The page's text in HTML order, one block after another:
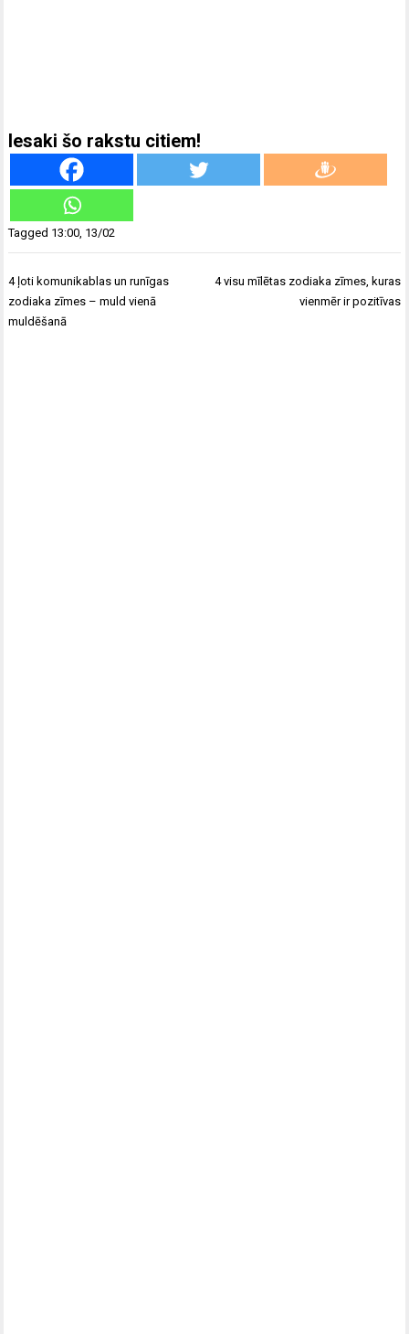
Iesaki šo rakstu citiem!
Tagged 13:00, 13/02
Ziņu
izvēlne
4 ļoti komunikablas un runīgas
zodiaka zīmes – muld vienā
muldēšanā
4 visu mīlētas zodiaka zīmes, kuras
vienmēr ir pozitīvas